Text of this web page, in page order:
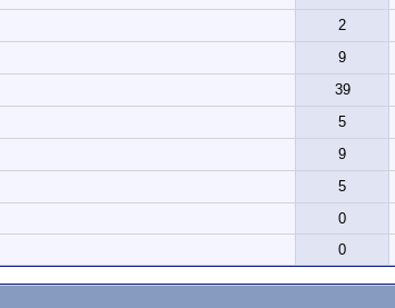
2
9
39
5
9
5
0
0